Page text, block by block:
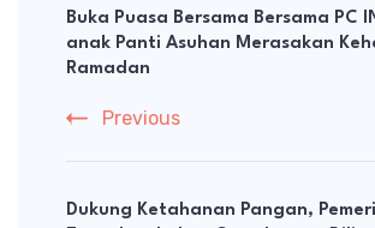
Navigation
Buka Puasa Bersama Bersama PC
anak Panti Asuhan Merasakan
Ramadan
Previous
Dukung Ketahanan Pangan,